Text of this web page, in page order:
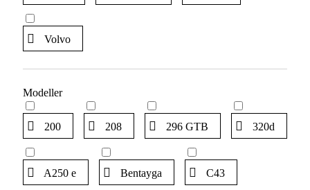
Volvo
Modeller
200 208 296 GTB 320d
A250 e Bentayga C43